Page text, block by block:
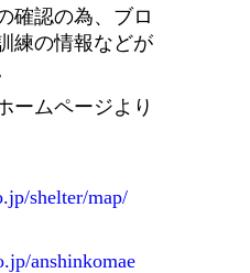
確認の為、ブロ
練の情報などが
ームページより
shelter/map/
anshinkomae